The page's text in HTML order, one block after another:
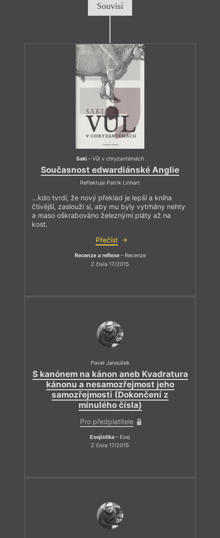
Souvisí
Saki – Vůl v chryzantémách
Současnost edwardiánské Anglie
Reflektuje Patrik Linhart
…kdo tvrdí, že nový překlad je lepší a kniha
čtivější, zaslouží si, aby mu byly vytrhány nehty
a maso oškrabováno železnými pláty až na
kost.
Přečíst
Recenze a reflexe– Recenze
Z čísla 17/2015
Pavel Janoušek
S kanónem na kánon aneb Kvadratura
kánonu a nesamozřejmost jeho
samozřejmosti (Dokončení z
minulého čísla)
Pro předplatitele
Esejistika – Esej
Z čísla 17/2015